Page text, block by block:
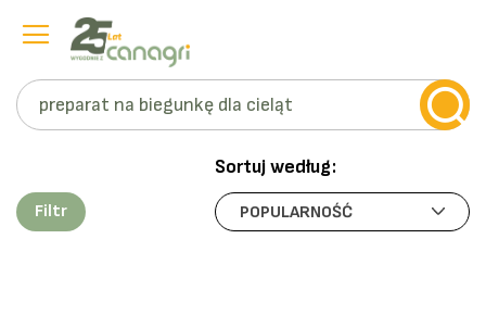
Szukaj
do
treści
Filtr
Sortuj według: